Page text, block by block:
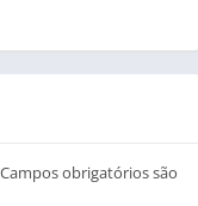
Campos obrigatórios são